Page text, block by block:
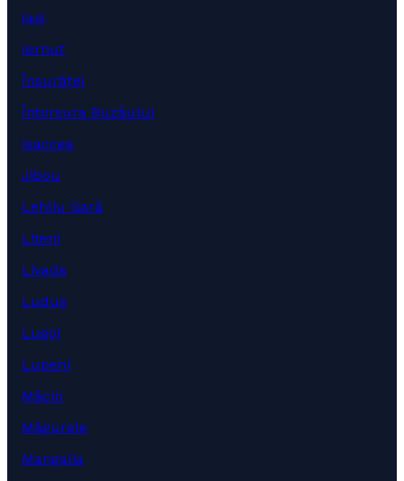
Iași
Iernut
Însurăței
Întorsura Buzăului
Isaccea
Jibou
Lehliu Gară
Liteni
Livada
Luduș
Lugoj
Lupeni
Măcin
Măgurele
Mangalia